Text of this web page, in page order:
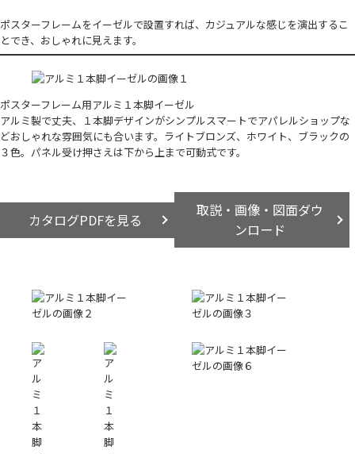
ポスターフレームをイーゼルで設置すれば、カジュアルな感じを演出するこ
とでき、おしゃれに見えます。
ポスターフレーム用アルミ１本脚イーゼル
アルミ製で丈夫、１本脚デザインがシンプルスマートでアパレルショップな
どおしゃれな雰囲気にも合います。ライトブロンズ、ホワイト、ブラックの
３色。パネル受け押さえは下から上まで可動式です。
カタログPDFを見る
取説・画像・図面ダウ
ンロード